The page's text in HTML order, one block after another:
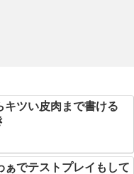
キツい皮肉まで書ける
ぁでテストプレイもして